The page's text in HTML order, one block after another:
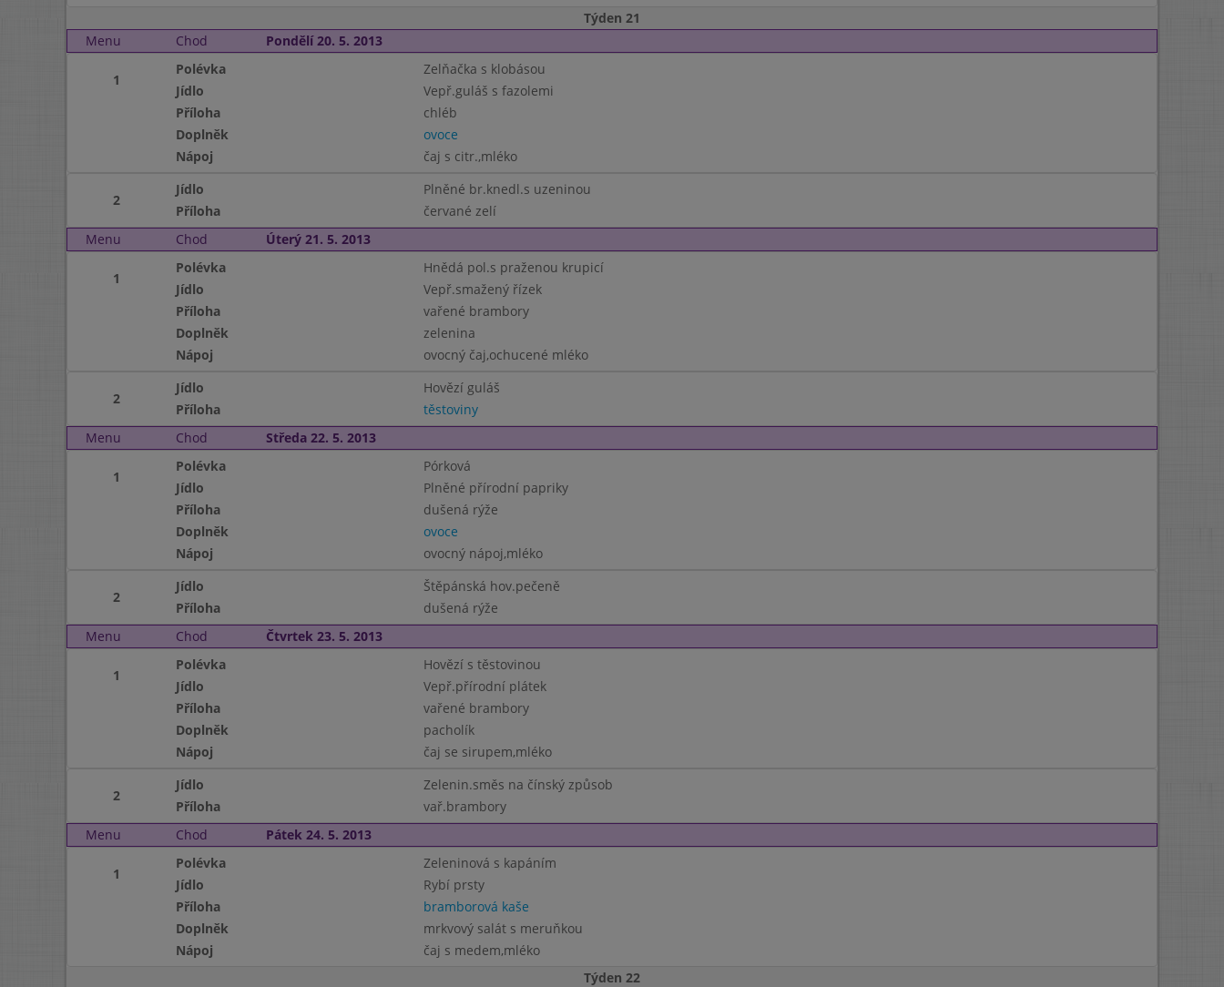
Týden 21
Menu
Chod Pondělí 20. 5. 2013
1
Polévka
Zelňačka s klobásou
Jídlo
Vepř.guláš s fazolemi
Příloha
chléb
Doplněk
ovoce
Nápoj
čaj s citr.,mléko
2
Jídlo
Plněné br.knedl.s uzeninou
Příloha
červané zelí
Menu
Chod Úterý 21. 5. 2013
1
Polévka
Hnědá pol.s praženou krupicí
Jídlo
Vepř.smažený řízek
Příloha
vařené brambory
Doplněk
zelenina
Nápoj
ovocný čaj,ochucené mléko
2
Jídlo
Hovězí guláš
Příloha
těstoviny
Menu
Chod Středa 22. 5. 2013
1
Polévka
Pórková
Jídlo
Plněné přírodní papriky
Příloha
dušená rýže
Doplněk
ovoce
Nápoj
ovocný nápoj,mléko
2
Jídlo
Štěpánská hov.pečeně
Příloha
dušená rýže
Menu
Chod Čtvrtek 23. 5. 2013
1
Polévka
Hovězí s těstovinou
Jídlo
Vepř.přírodní plátek
Příloha
vařené brambory
Doplněk
pacholík
Nápoj
čaj se sirupem,mléko
2
Jídlo
Zelenin.směs na čínský způsob
Příloha
vař.brambory
Menu
Chod Pátek 24. 5. 2013
1
Polévka
Zeleninová s kapáním
Jídlo
Rybí prsty
Příloha
bramborová kaše
Doplněk
mrkvový salát s meruňkou
Nápoj
čaj s medem,mléko
Týden 22